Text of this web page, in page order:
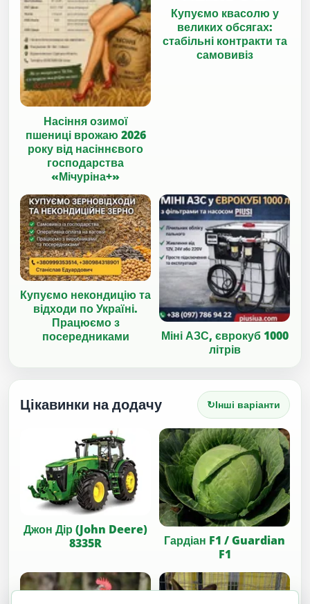
Насіння озимої
пшениці врожаю 2026
року від насіннєвого
господарства
«Мічуріна+»
Купуємо квасолю у
великих обсягах:
стабільні контракти та
самовивіз
Купуємо некондицію та
відходи по Україні.
Працюємо з
посередниками
Міні АЗС, єврокуб 1000
літрів
Цікавинки на додачу ↻Інші варіанти
Джон Дір (John Deere)
8335R
Гардіан F1 / Guardian
F1